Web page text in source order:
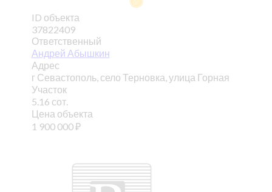
ID объекта
37822409
Ответственный
Андрей Абышкин
Адрес
г Севастополь, село Терновка, улица Горная
Участок
5.16 сот.
Цена объекта
1 900 000₽